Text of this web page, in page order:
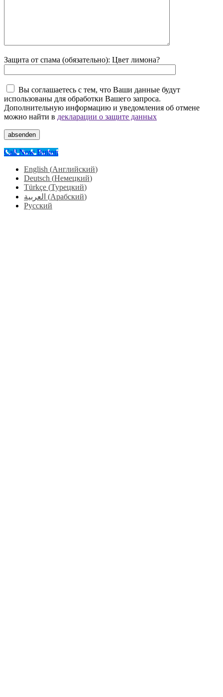
Защита от спама (обязательно): Цвет лимона?
Вы соглашаетесь с тем, что Ваши данные будут
использованы для обработки Вашего запроса.
Дополнительную информацию и уведомления об отмене
можно найти в декларации о защите данных
absenden
Call Now Button
English (Английский)
Deutsch (Немецкий)
Türkçe (Турецкий)
العربية (Арабский)
Русский